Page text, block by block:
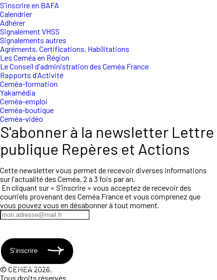
S'inscrire en BAFA
Calendrier
Adhérer
Signalement VHSS
Signalements autres
Agréments, Certifications, Habilitations
Les Ceméa en Région
Le Conseil d'administration des Ceméa France
Rapports d'Activité
Ceméa-formation
Yakamédia
Ceméa-emploi
Ceméa-boutique
Ceméa-vidéo
S'abonner à la newsletter Lettre
publique Repères et Actions
Cette newsletter vous permet de recevoir diverses informations
sur l'actualité des Ceméa, 2 à 3 fois par an.
En cliquant sur « S’inscrire » vous acceptez de recevoir des
courriels provenant des Ceméa France et vous comprenez que
vous pouvez vous en désabonner à tout moment.
S'inscrire
© CEMEA 2026.
Tous droits réservés.